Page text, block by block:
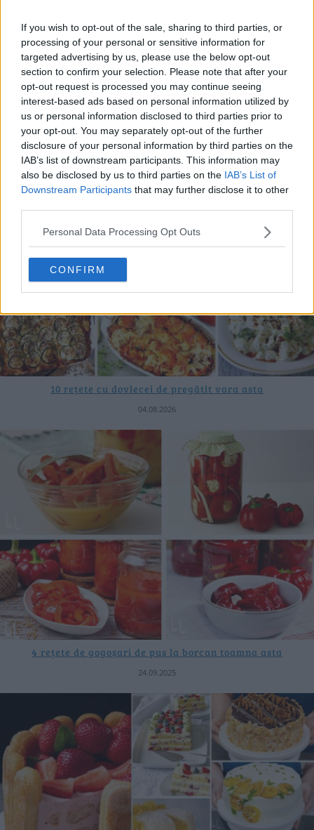
If you wish to opt-out of the sale, sharing to third parties, or
processing of your personal or sensitive information for
targeted advertising by us, please use the below opt-out
section to confirm your selection. Please note that after your
opt-out request is processed you may continue seeing
interest-based ads based on personal information utilized by
us or personal information disclosed to third parties prior to
your opt-out. You may separately opt-out of the further
disclosure of your personal information by third parties on the
IAB’s list of downstream participants. This information may
also be disclosed by us to third parties on the IAB’s List of
Downstream Participants that may further disclose it to other
Personal Data Processing Opt Outs
CONFIRM
20 de rețete de salate de vară fără prelucrare termică
06.08.2026
10 rețete cu dovlecei de pregătit vara asta
04.08.2026
4 rețete de gogoșari de pus la borcan toamna asta
24.09.2025